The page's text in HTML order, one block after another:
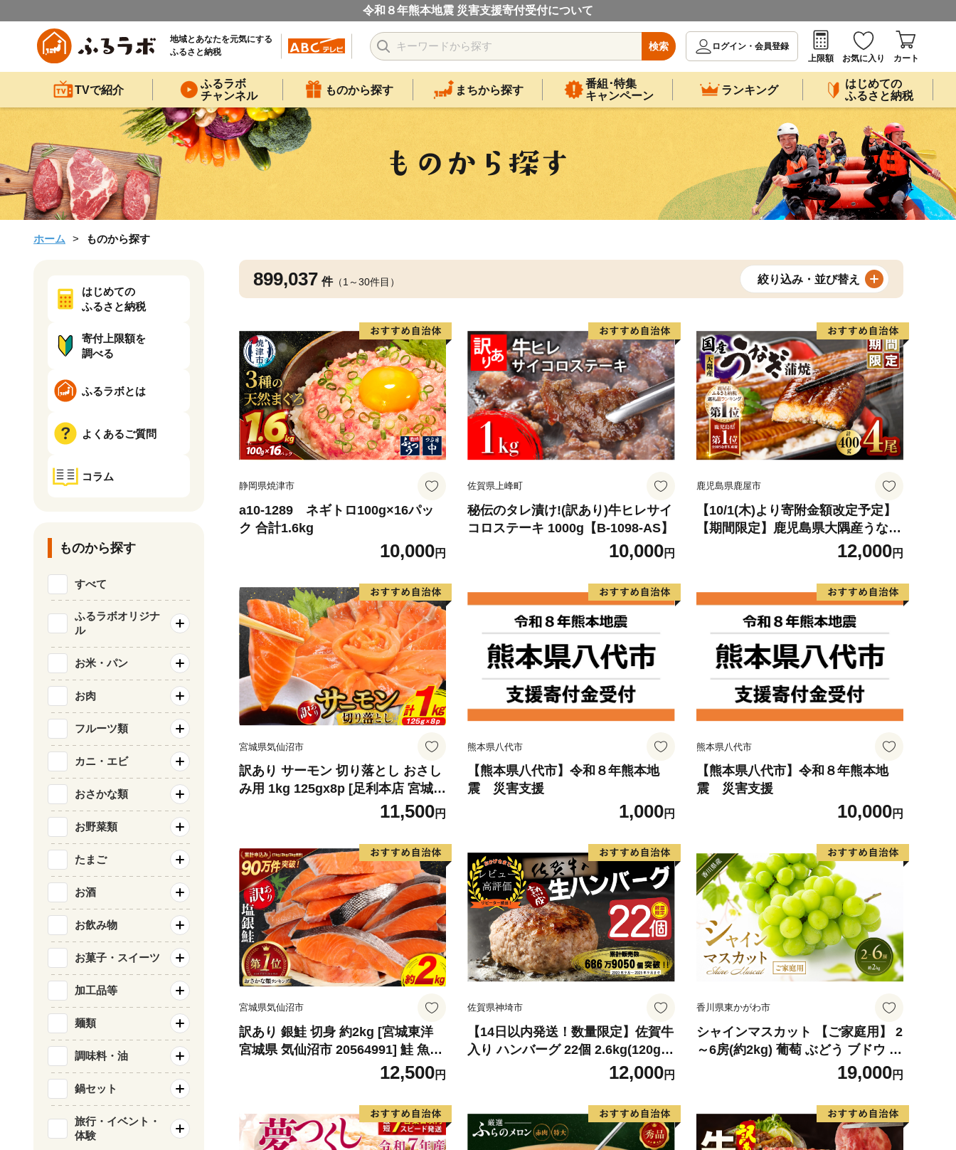
令和８年熊本地震 災害支援寄付受付について
地域とあなたを元気にする
ふるさと納税
検索
ログイン・会員登録
上限額
お気に入り カート
TVで紹介
ふるラボ
チャンネル
ものから探す まちから探す
番組･特集
キャンペーン
ランキング
はじめての
ふるさと納税
ホーム ものから探す
899,037 件（1～30件目） 絞り込み・並び替え
静岡県焼津市
a10-1289 ネギトロ100g×16パッ
ク 合計1.6kg
10,000円
佐賀県上峰町
秘伝のタレ漬け!(訳あり)牛ヒレサイ
コロステーキ 1000g【B-1098-AS】
10,000円
鹿児島県鹿屋市
【10/1(木)より寄附金額改定予定】
【期間限定】鹿児島県大隅産うなぎ
蒲焼4尾（400g） KN007-023
12,000円
宮城県気仙沼市
訳あり サーモン 切り落とし おさし
み用 1kg 125gx8p [足利本店 宮城県
気仙沼市 20564313] 魚 魚介類 鮭 お
刺し身 刺し身 刺身 生 生食 個包装
チリ銀鮭 銀鮭 海鮮 海鮮丼 魚介
11,500円
熊本県八代市
【熊本県八代市】令和８年熊本地
震 災害支援
1,000円
熊本県八代市
【熊本県八代市】令和８年熊本地
震 災害支援
10,000円
宮城県気仙沼市
訳あり 銀鮭 切身 約2kg [宮城東洋
宮城県 気仙沼市 20564991] 鮭 魚介
類 海鮮 訳アリ 規格外 不揃い さけ
サケ 鮭切身 シャケ 切り身 冷凍 家
庭用 おかず 弁当 支援 サーモン 銀
鮭切り身 魚 わけあり
12,500円
佐賀県神埼市
【14日以内発送！数量限定】佐賀牛
入り ハンバーグ 22個 2.6kg(120g×
22個)【佐賀牛 黒毛和牛 ブランド牛
九州 ハンバーグ 牛肉 豚肉 国産 お
弁当 おかず 惣菜 おすすめ 人気】(H
083106)
12,000円
香川県東かがわ市
シャインマスカット 【ご家庭用】 2
～6房(約2kg) 葡萄 ぶどう ブドウ フ
ルーツ 果物 くだもの 果実 旬の果物
旬のフルーツ 香川 香川県 東かがわ
19,000円
はじめての
ふるさと納税
寄付上限額を
調べる
ふるラボとは
よくあるご質問
コラム
ものから探す
すべて
ふるラボオリジナ
ル
お米・パン
お肉
フルーツ類
カニ・エビ
おさかな類
お野菜類
たまご
お酒
お飲み物
お菓子・スイーツ
加工品等
麺類
調味料・油
鍋セット
旅行・イベント・
体験